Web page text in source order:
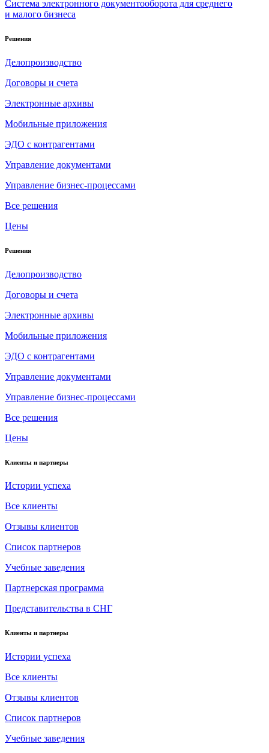
Система электронного документооборота для среднего
и малого бизнеса
Решения
Делопроизводство
Договоры и счета
Электронные архивы
Мобильные приложения
ЭДО с контрагентами
Управление документами
Управление бизнес-процессами
Все решения
Цены
Решения
Делопроизводство
Договоры и счета
Электронные архивы
Мобильные приложения
ЭДО с контрагентами
Управление документами
Управление бизнес-процессами
Все решения
Цены
Клиенты и партнеры
Истории успеха
Все клиенты
Отзывы клиентов
Список партнеров
Учебные заведения
Партнерская программа
Представительства в СНГ
Клиенты и партнеры
Истории успеха
Все клиенты
Отзывы клиентов
Список партнеров
Учебные заведения